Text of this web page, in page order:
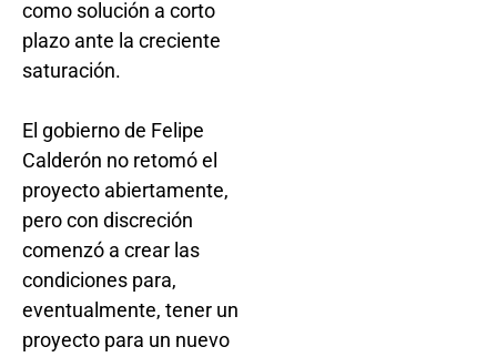
como solución a corto
plazo ante la creciente
saturación.
El gobierno de Felipe
Calderón no retomó el
proyecto abiertamente,
pero con discreción
comenzó a crear las
condiciones para,
eventualmente, tener un
proyecto para un nuevo